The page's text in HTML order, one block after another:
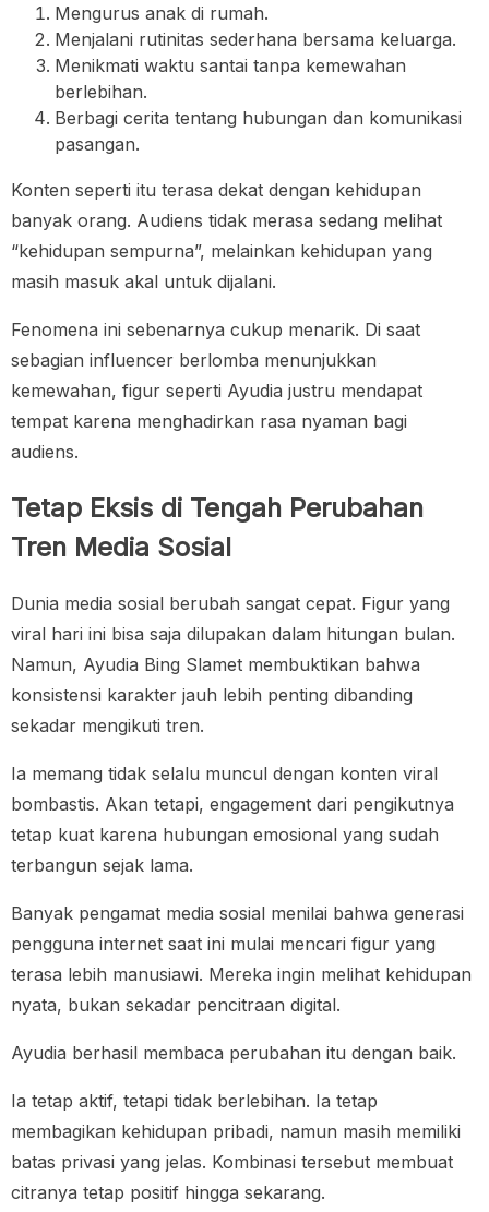
Mengurus anak di rumah.
Menjalani rutinitas sederhana bersama keluarga.
Menikmati waktu santai tanpa kemewahan
berlebihan.
Berbagi cerita tentang hubungan dan komunikasi
pasangan.
Konten seperti itu terasa dekat dengan kehidupan
banyak orang. Audiens tidak merasa sedang melihat
“kehidupan sempurna”, melainkan kehidupan yang
masih masuk akal untuk dijalani.
Fenomena ini sebenarnya cukup menarik. Di saat
sebagian influencer berlomba menunjukkan
kemewahan, figur seperti Ayudia justru mendapat
tempat karena menghadirkan rasa nyaman bagi
audiens.
Tetap Eksis di Tengah Perubahan
Tren Media Sosial
Dunia media sosial berubah sangat cepat. Figur yang
viral hari ini bisa saja dilupakan dalam hitungan bulan.
Namun, Ayudia Bing Slamet membuktikan bahwa
konsistensi karakter jauh lebih penting dibanding
sekadar mengikuti tren.
Ia memang tidak selalu muncul dengan konten viral
bombastis. Akan tetapi, engagement dari pengikutnya
tetap kuat karena hubungan emosional yang sudah
terbangun sejak lama.
Banyak pengamat media sosial menilai bahwa generasi
pengguna internet saat ini mulai mencari figur yang
terasa lebih manusiawi. Mereka ingin melihat kehidupan
nyata, bukan sekadar pencitraan digital.
Ayudia berhasil membaca perubahan itu dengan baik.
Ia tetap aktif, tetapi tidak berlebihan. Ia tetap
membagikan kehidupan pribadi, namun masih memiliki
batas privasi yang jelas. Kombinasi tersebut membuat
citranya tetap positif hingga sekarang.